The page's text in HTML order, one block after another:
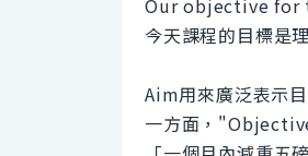
Our objective for
今天課程的目標是
Aim用來廣泛表示
一方面，